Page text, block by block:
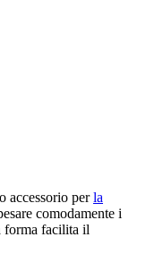
accessorio perla
comodamente i
forma facilita il